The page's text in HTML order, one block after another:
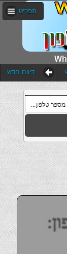
תפריט
הוסף דיווח חדש